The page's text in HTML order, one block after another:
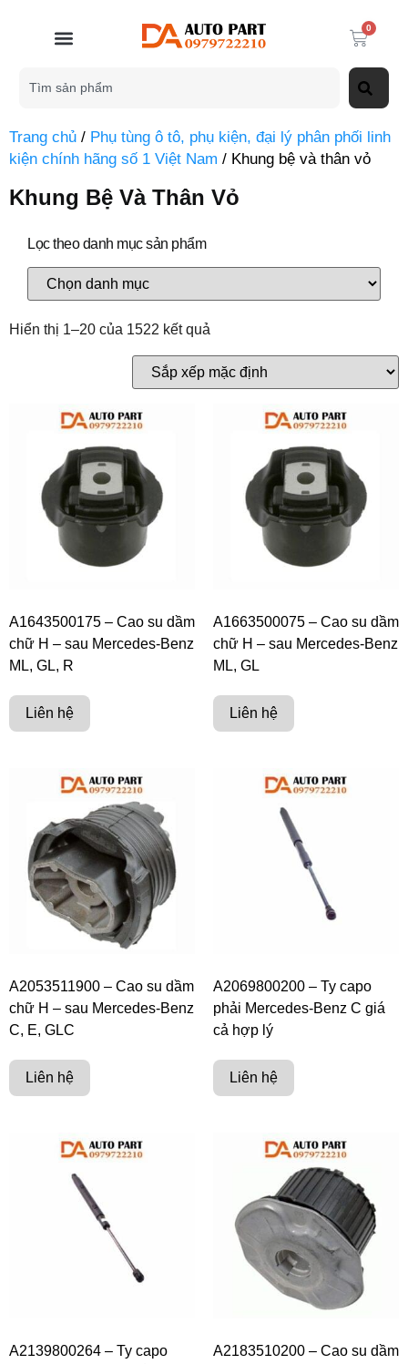
0
Trang chủ / Phụ tùng ô tô, phụ kiện, đại lý phân phối linh
kiện chính hãng số 1 Việt Nam / Khung bệ và thân vỏ
Khung Bệ Và Thân Vỏ
Lọc theo danh mục sản phẩm
Hiển thị 1–20 của 1522 kết quả
A1643500175 – Cao su dầm
chữ H – sau Mercedes-Benz
ML, GL, R
Liên hệ
A1663500075 – Cao su dầm
chữ H – sau Mercedes-Benz
ML, GL
Liên hệ
A2053511900 – Cao su dầm
chữ H – sau Mercedes-Benz
C, E, GLC
Liên hệ
A2069800200 – Ty capo
phải Mercedes-Benz C giá
cả hợp lý
Liên hệ
A2139800264 – Ty capo
A2183510200 – Cao su dầm